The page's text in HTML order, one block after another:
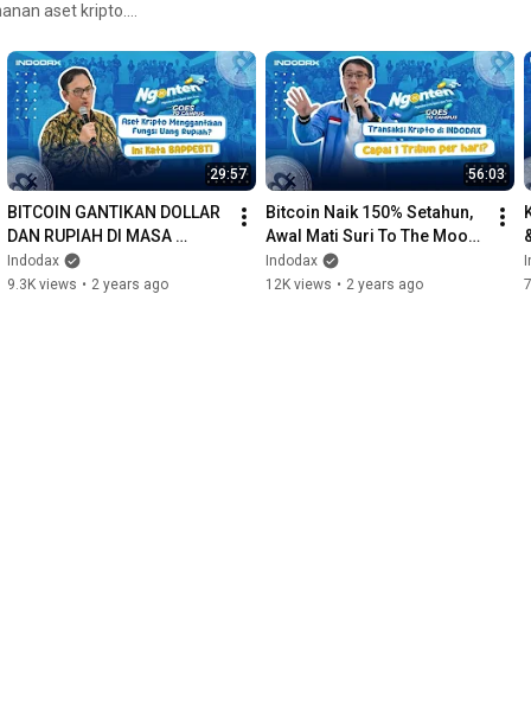
aset kripto.
29:57
BITCOIN GANTIKAN DOLLAR
DAN RUPIAH DI MASA
DEPAN?  INI KATA BAPPEBTI!
Indodax
9.3K views • 2 years ago
56:03
Bitcoin Naik 150% Setahun,
Awal Mati Suri To The Moon
Kemudian?!
Indodax
12K views • 2 years ago